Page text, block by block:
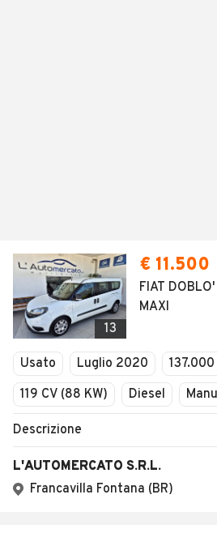
13
€ 11.500
FIAT
MAXI
Usato Luglio 2020
119 CV (88 KW)
Diesel
Descrizione
L'AUTOMERCATO S.R.L.
Francavilla Fontana (BR)